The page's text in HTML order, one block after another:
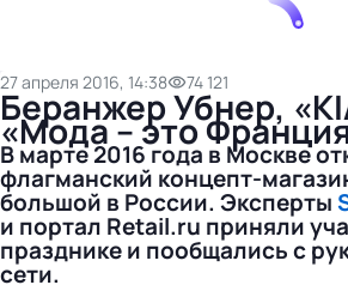
27 апреля 2016, 14:38 74 121
Беранжер Убнер,
«Мода – это
В марте 2016 года в Москве
флагманский концепт-
большой в России. Эксперты
и портал Retail.ru приняли
празднике и пообщались с
сети.